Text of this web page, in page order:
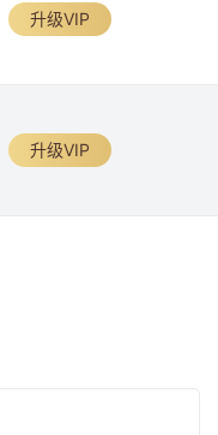
升级VIP
升级VIP